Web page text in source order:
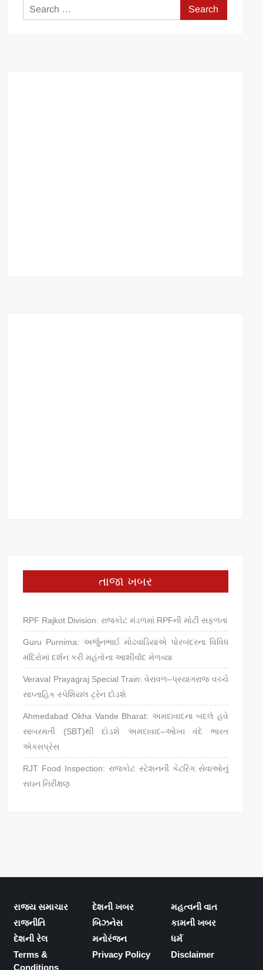
Search
તાજા ખબર
RPF Rajkot Division: રાજકોટ મંડળમાં RPFની મોટી સફળતા
Guru Purnima: અર્જુનભાઈ મોઢવાડિયાએ પોરબંદરના વિવિધ
મંદિરોમાં દર્શન કરી મહંતોના આશીર્વાદ મેળવ્યા
Veraval Prayagraj Special Train: વેરાવળ–પ્રયાગરાજ વચ્ચે
સાપ્તાહિક સ્પેશિયલ ટ્રેન દોડશે
Ahmedabad Okha Vande Bharat: અમદાવાદના બદલે હવે
સાબરમતી (SBT)થી દોડશે અમદાવાદ–ઓખા વંદે ભારત
એક્સપ્રેસ
RJT Food Inspection: રાજકોટ સ્ટેશનની કેટરિંગ સેવાઓનું
સઘન નિરીક્ષણ
રાજ્ય સમાચાર દેશની ખબર
મહત્વની વાત
રાજનીતિ
બિઝનેસ
કામની ખબર
દેશની રેલ
મનોરંજન
ધર્મ
Terms &
Conditions
Privacy Policy Disclaimer